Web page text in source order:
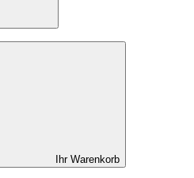
Ihr Warenkorb